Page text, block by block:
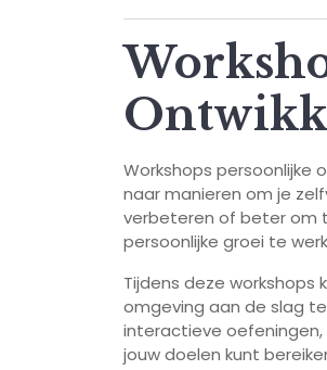
Workshops persoonlijke
naar manieren om je
verbeteren of beter om
persoonlijke groei te
Tijdens deze workshops
omgeving aan de slag
interactieve
jouw doelen kunt